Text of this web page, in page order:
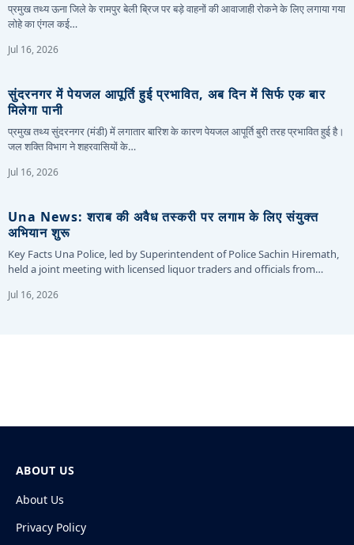
प्रमुख तथ्य ऊना जिले के रामपुर बेली ब्रिज पर बड़े वाहनों की आवाजाही रोकने के लिए लगाया गया
लोहे का एंगल कई…
Jul 16, 2026
सुंदरनगर में पेयजल आपूर्ति हुई प्रभावित, अब दिन में सिर्फ एक बार
मिलेगा पानी
प्रमुख तथ्य सुंदरनगर (मंडी) में लगातार बारिश के कारण पेयजल आपूर्ति बुरी तरह प्रभावित हुई है।
जल शक्ति विभाग ने शहरवासियों के…
Jul 16, 2026
Una News: शराब की अवैध तस्करी पर लगाम के लिए संयुक्त
अभियान शुरू
Key Facts Una Police, led by Superintendent of Police Sachin Hiremath,
held a joint meeting with licensed liquor traders and officials from…
Jul 16, 2026
ABOUT US
About Us
Privacy Policy